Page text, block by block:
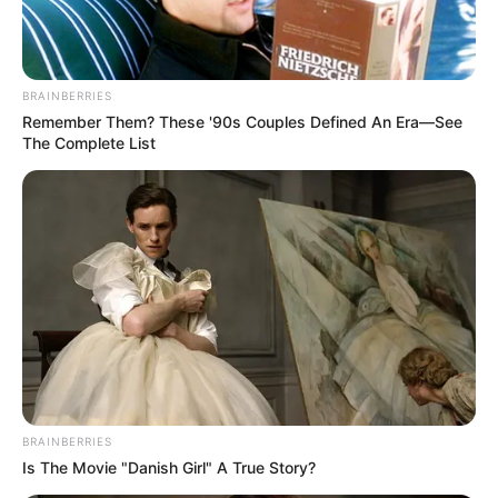
“Nosotros llamamos a la unidad, a
unirnos en torno a los propósitos
comunes, a encontrarnos en medio de
las diferencias”, expresó Arana.
BRAINBERRIES
Remember Them? These '90s Couples Defined An Era—See
The Complete List
BRAINBERRIES
Is The Movie "Danish Girl" A True Story?